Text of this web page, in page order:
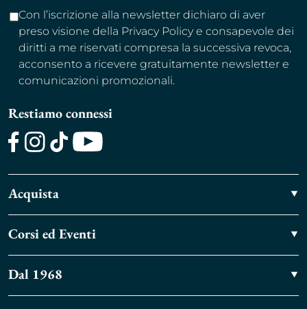
Con l’iscrizione alla newsletter dichiaro di aver
preso visione della Privacy Policy e consapevole dei
diritti a me riservati compresa la successiva revoca,
acconsento a ricevere gratuitamente newsletter e
comunicazioni promozionali.
Restiamo connessi
Acquista
Corsi ed Eventi
Dal 1968